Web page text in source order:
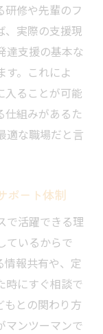
研修や先輩のフ
、実際の支援現
達支援の基本な
す。これによ
入ることが可能
仕組みがあるた
適な職場だと言
ポート体制
で活躍できる理
ているからで
情報共有や、定
時にすぐ相談で
もとの関わり方
マンツーマンで